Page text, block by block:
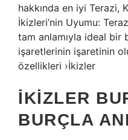
hakkında en iyi Terazi,
İkizleri’nin Uyumu:
tam anlamıyla ideal
işaretlerinin işaretinin
özellikleri ›İkizler
İKIZLER
BURÇLA